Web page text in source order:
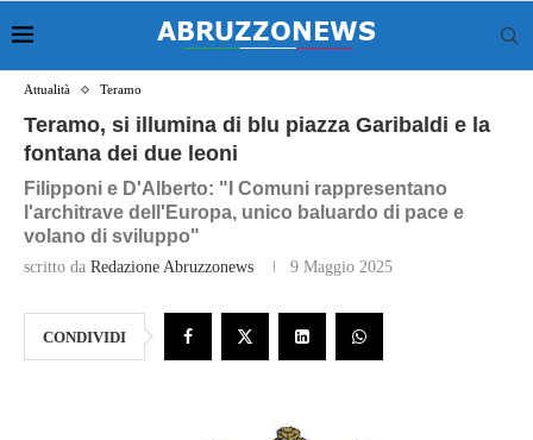
Attualità Teramo
Teramo, si illumina di blu piazza Garibaldi e la
fontana dei due leoni
Filipponi e D'Alberto: "I Comuni rappresentano
l'architrave dell'Europa, unico baluardo di pace e
volano di sviluppo"
scritto da Redazione Abruzzonews 9 Maggio 2025
CONDIVIDI